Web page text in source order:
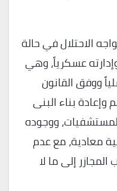
الاحتلال في حالة
عسكرياً، وهي
ووفق القانون
وإعادة بناء البنى
ووجوده
معادية، مع عدم
إلى ما لا